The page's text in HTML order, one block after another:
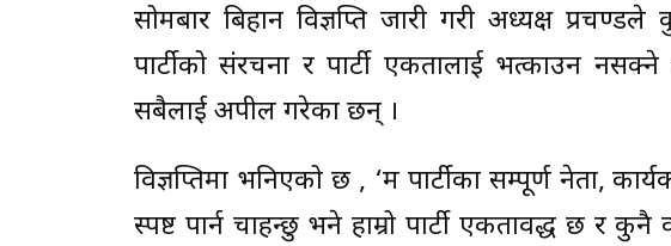
सोमबार बिहान विज्ञप्ति जारी गरी अध्यक्ष
पार्टीको संरचना र पार्टी एकतालाई भत्काउन
सबैलाई अपील गरेका छन् ।
विज्ञप्तिमा भनिएको छ , ‘म पार्टीका सम्पूर्ण नेता,
स्पष्ट पार्न चाहन्छु भने हाम्रो पार्टी एकतावद्ध छ र कुनै